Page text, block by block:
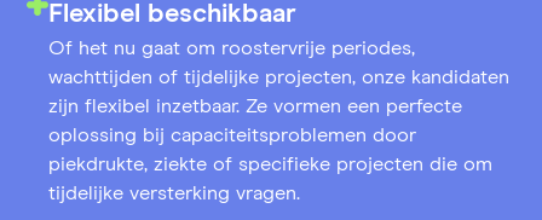
Flexibel beschikbaar
Of het nu gaat om roostervrije periodes,
wachttijden of tijdelijke projecten, onze kandidaten
zijn flexibel inzetbaar. Ze vormen een perfecte
oplossing bij capaciteitsproblemen door
piekdrukte, ziekte of specifieke projecten die om
tijdelijke versterking vragen.